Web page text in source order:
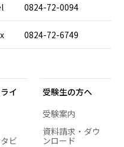
0824-72-0094
0824-72-6749
イ
ビ
受験生の方へ
受験案内
資料請求・ダウ
ンロード